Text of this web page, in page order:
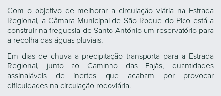
Com o objetivo de melhorar a circulação viária na Estrada
Regional, a Câmara Municipal de São Roque do Pico está a
construir na freguesia de Santo António um reservatório para
a recolha das águas pluviais.
Em dias de chuva a precipitação transporta para a Estrada
Regional, junto ao Caminho das Fajãs, quantidades
assinaláveis de inertes que acabam por provocar
dificuldades na circulação rodoviária.